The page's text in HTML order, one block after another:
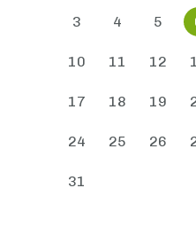
3 4 5
10 11 12
17 18 19
24 25 26
31